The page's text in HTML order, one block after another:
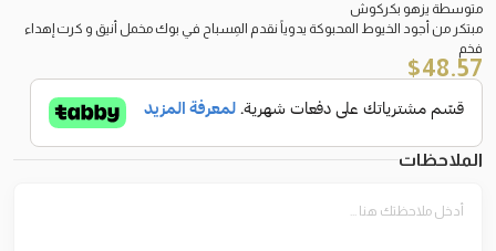
متوسطة يزهو بكركوش
مبتكر من أجود الخيوط المحبوكة يدوياً نقدم المِسباح في بوك مخمل أنيق و كرت إهداء
فخم
48.57
$
الملاحظات